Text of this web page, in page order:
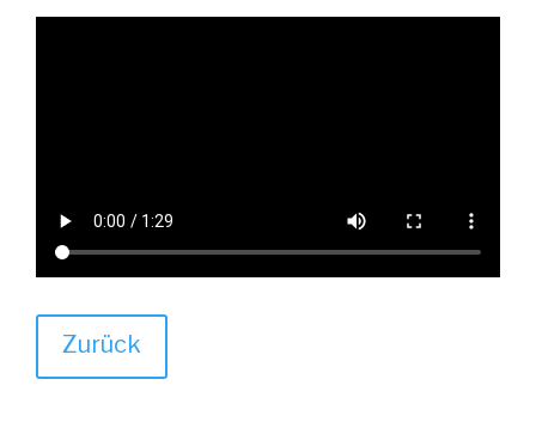
Zurück